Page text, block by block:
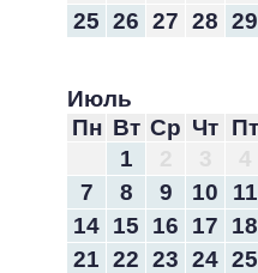
25 26 27 28 29
Июль
Пн Вт Ср Чт Пт
1
7
8 9 10 11
14 15 16 17 18
21 22 23 24 25